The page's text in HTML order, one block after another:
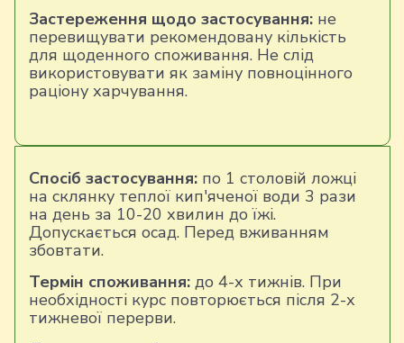
Застереження щодо застосування: не
перевищувати рекомендовану кількість
для щоденного споживання. Не слід
використовувати як заміну повноцінного
раціону харчування.
Спосіб застосування: по 1 столовій ложці
на склянку теплої кип'яченої води 3 рази
на день за 10-20 хвилин до їжі.
Допускається осад. Перед вживанням
збовтати.
Термін споживання: до 4-х тижнів. При
необхідності курс повторюється після 2-х
тижневої перерви.